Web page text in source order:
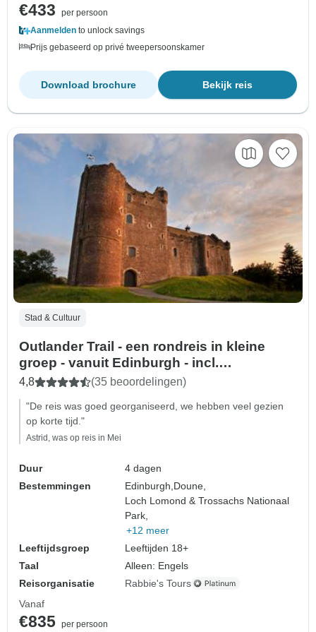
€433
per persoon
Aanmelden to unlock savings
Prijs gebaseerd op privé tweepersoonskamer
Bekijk reis
Download brochure
Stad & Cultuur
Outlander Trail - een rondreis in kleine
groep - vanuit Edinburgh - incl.
toegangsprijzen - 4 dagen
4,8 (35 beoordelingen)
"De reis was goed georganiseerd, we hebben veel gezien
op korte tijd."
Astrid, was op reis in Mei
Duur
4 dagen
Bestemmingen
Edinburgh, Doune,
Loch Lomond & Trossachs Nationaal
Park,
+12 meer
Leeftijdsgroep
Leeftijden 18+
Taal
Alleen: Engels
Reisorganisatie
Rabbie's Tours
Vanaf
€835 per persoon